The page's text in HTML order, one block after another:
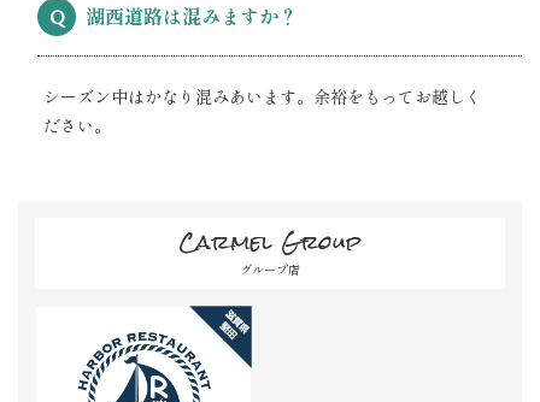
Q 湖西道路は混みますか？
シーズン中はかなり混みあいます。余裕をもってお越しく
ださい。
Carmel Group
グループ店